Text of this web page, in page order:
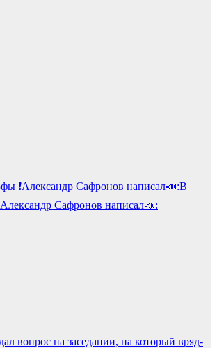
В
Сафронов написал📣:
вопрос на заседании, на который вряд-